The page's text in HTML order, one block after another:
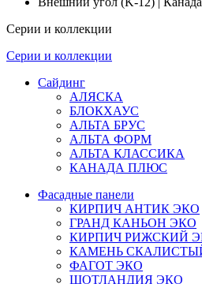
Серии и коллекции
Серии и коллекции
Сайдинг
АЛЯСКА
БЛОКХАУС
АЛЬТА БРУС
АЛЬТА ФОРМ
АЛЬТА КЛАССИКА
КАНАДА ПЛЮС
Фасадные панели
КИРПИЧ АНТИК ЭКО
ГРАНД КАНЬОН ЭКО
КИРПИЧ РИЖСКИЙ
КАМЕНЬ
ФАГОТ ЭКО
ШОТЛАНДИЯ ЭКО